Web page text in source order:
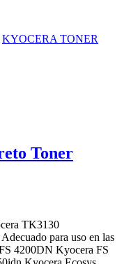
KYOCERA TONER
Toner
TK3130
para uso en las
4200DN Kyocera FS